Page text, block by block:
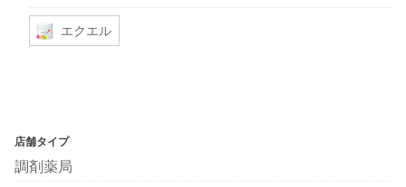
エクエル
店舗タイプ
調剤薬局